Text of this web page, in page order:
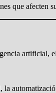
que afecten
artificial,